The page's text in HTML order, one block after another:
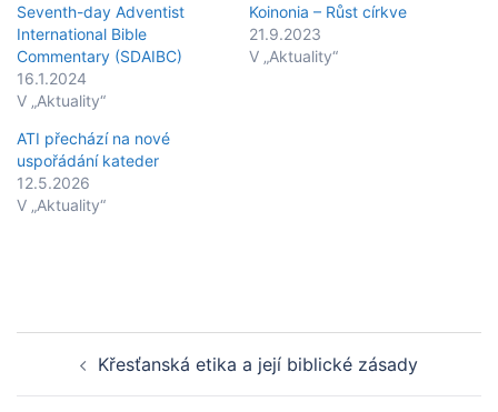
Seventh-day Adventist
International Bible
Commentary (SDAIBC)
16.1.2024
V „Aktuality“
Koinonia – Růst církve
21.9.2023
V „Aktuality“
ATI přechází na nové
uspořádání kateder
12.5.2026
V „Aktuality“
navigationKřesťanská etika a její biblické zásady